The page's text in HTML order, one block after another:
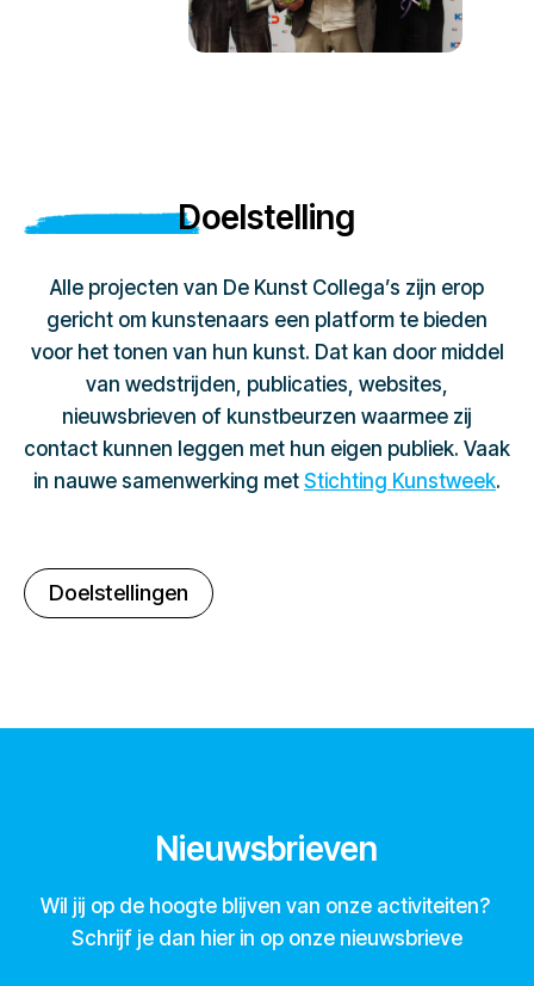
Doelstelling
Alle projecten van De Kunst Collega’s zijn erop
gericht om kunstenaars een platform te bieden
voor het tonen van hun kunst. Dat kan door middel
van wedstrijden, publicaties, websites,
nieuwsbrieven of kunstbeurzen waarmee zij
contact kunnen leggen met hun eigen publiek. Vaak
in nauwe samenwerking met Stichting Kunstweek.
Doelstellingen
Nieuwsbrieven
Wil jij op de hoogte blijven van onze activiteiten?
Schrijf je dan hier in op onze nieuwsbrieve